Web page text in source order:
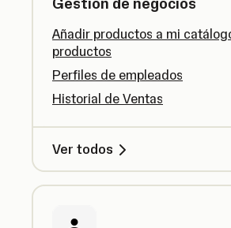
Añadir productos a mi
productos
Perfiles de empleados
Historial de Ventas
Ver todos